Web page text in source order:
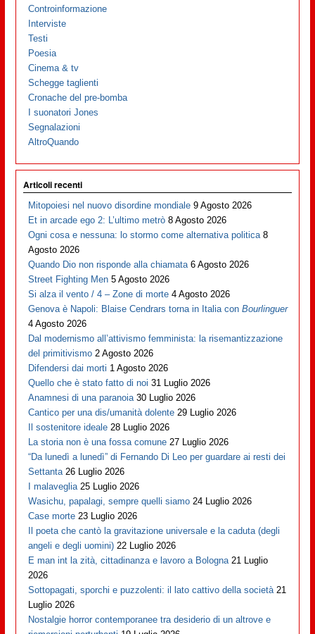
Controinformazione
Interviste
Testi
Poesia
Cinema & tv
Schegge taglienti
Cronache del pre-bomba
I suonatori Jones
Segnalazioni
AltroQuando
Articoli recenti
Mitopoiesi nel nuovo disordine mondiale 9 Agosto 2026
Et in arcade ego 2: L’ultimo metrò 8 Agosto 2026
Ogni cosa e nessuna: lo stormo come alternativa politica 8
Agosto 2026
Quando Dio non risponde alla chiamata 6 Agosto 2026
Street Fighting Men 5 Agosto 2026
Si alza il vento / 4 – Zone di morte 4 Agosto 2026
Genova è Napoli: Blaise Cendrars torna in Italia conBourlinguer
4 Agosto 2026
Dal modernismo all’attivismo femminista: la risemantizzazione
del primitivismo 2 Agosto 2026
Difendersi dai morti 1 Agosto 2026
Quello che è stato fatto di noi 31 Luglio 2026
Anamnesi di una paranoia 30 Luglio 2026
Cantico per una dis/umanità dolente 29 Luglio 2026
Il sostenitore ideale 28 Luglio 2026
La storia non è una fossa comune 27 Luglio 2026
“Da lunedì a lunedì” di Fernando Di Leo per guardare ai resti dei
Settanta 26 Luglio 2026
I malaveglia 25 Luglio 2026
Wasichu, papalagi, sempre quelli siamo 24 Luglio 2026
Case morte 23 Luglio 2026
Il poeta che cantò la gravitazione universale e la caduta (degli
angeli e degli uomini) 22 Luglio 2026
E man int la zità, cittadinanza e lavoro a Bologna 21 Luglio
2026
Sottopagati, sporchi e puzzolenti: il lato cattivo della società 21
Luglio 2026
Nostalgie horror contemporanee tra desiderio di un altrove e